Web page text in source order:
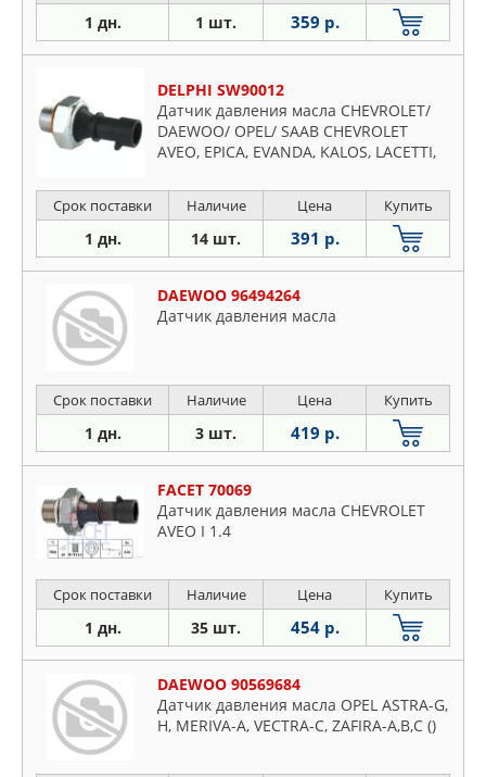
1 дн. 1 шт. 359 р.
DELPHI SW90012
Датчик давления масла CHEVROLET/
DAEWOO/ OPEL/ SAAB CHEVROLET
AVEO, EPICA, EVANDA, KALOS, LACETTI,
Срок поставки Наличие Цена Купить
1 дн. 14 шт. 391 р.
DAEWOO 96494264
Датчик давления масла
Срок поставки Наличие Цена Купить
1 дн. 3 шт. 419 р.
FACET 70069
Датчик давления масла CHEVROLET
AVEO I 1.4
Срок поставки Наличие Цена Купить
1 дн. 35 шт. 454 р.
DAEWOO 90569684
Датчик давления масла OPEL ASTRA-G,
H, MERIVA-A, VECTRA-C, ZAFIRA-A,B,C ()